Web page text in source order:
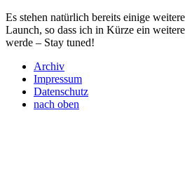
Es stehen natürlich bereits einige
Launch, so dass ich in Kürze ein
werde – Stay tuned!
Archiv
Impressum
Datenschutz
nach oben